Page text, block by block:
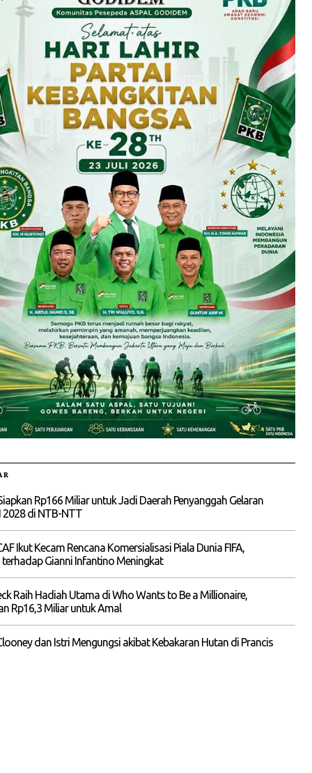
Rp166 Miliar untuk Jadi Daerah Penyanggah Gelaran
2028 di NTB-NTT
Ikut Kecam Rencana Komersialisasi Piala Dunia FIFA,
terhadap Gianni Infantino Meningkat
Raih Hadiah Utama di Who Wants to Be a Millionaire,
Rp16,3 Miliar untuk Amal
dan Istri Mengungsi akibat Kebakaran Hutan di Prancis